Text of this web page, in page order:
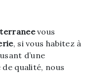
vous
, si vous habitez à
d’une
qualité, nous